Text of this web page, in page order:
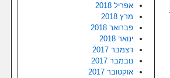
אפריל 2018
מרץ 2018
פברואר 2018
ינואר 2018
דצמבר 2017
נובמבר 2017
אוקטובר 2017